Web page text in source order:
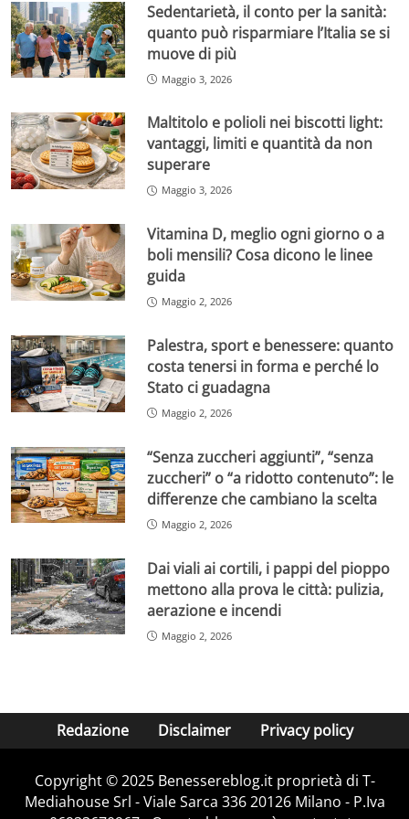
Sedentarietà, il conto per la sanità:
quanto può risparmiare l’Italia se si
muove di più
Maggio 3, 2026
Maltitolo e polioli nei biscotti light:
vantaggi, limiti e quantità da non
superare
Maggio 3, 2026
Vitamina D, meglio ogni giorno o a
boli mensili? Cosa dicono le linee
guida
Maggio 2, 2026
Palestra, sport e benessere: quanto
costa tenersi in forma e perché lo
Stato ci guadagna
Maggio 2, 2026
“Senza zuccheri aggiunti”, “senza
zuccheri” o “a ridotto contenuto”: le
differenze che cambiano la scelta
Maggio 2, 2026
Dai viali ai cortili, i pappi del pioppo
mettono alla prova le città: pulizia,
aerazione e incendi
Maggio 2, 2026
Redazione Disclaimer Privacy policy
Copyright © 2025 Benessereblog.it proprietà di T-
Mediahouse Srl - Viale Sarca 336 20126 Milano - P.Iva